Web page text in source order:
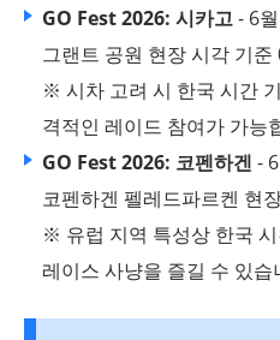
GO Fest 2026: 시카고- 6
그랜트 공원 현장 시각 기준
※ 시차 고려 시 한국 시간
격적인 레이드 참여가 가능
GO Fest 2026: 코펜하겐 -
코펜하겐 펠레드파르켄 현
※ 유럽 지역 특성상 한국
레이스 사냥을 즐길 수 있습